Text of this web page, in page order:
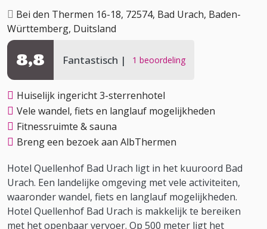
Bei den Thermen 16-18, 72574, Bad Urach, Baden-
Württemberg, Duitsland
Fantastisch 1 beoordeling
8,8
Huiselijk ingericht 3-sterrenhotel
Vele wandel, fiets en langlauf mogelijkheden
Fitnessruimte & sauna
Breng een bezoek aan AlbThermen
Hotel Quellenhof Bad Urach ligt in het kuuroord Bad
Urach. Een landelijke omgeving met vele activiteiten,
waaronder wandel, fiets en langlauf mogelijkheden.
Hotel Quellenhof Bad Urach is makkelijk te bereiken
met het openbaar vervoer. Op 500 meter ligt het